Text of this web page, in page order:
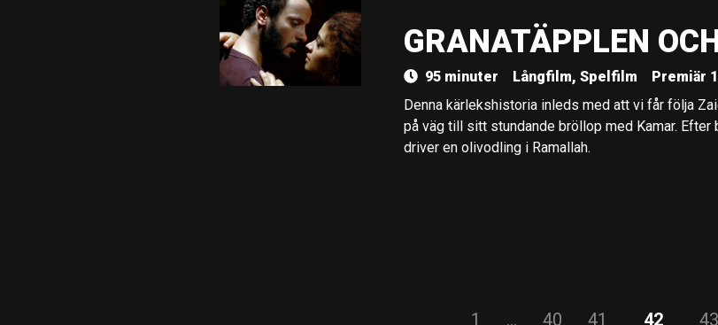
GRANATÄPPLEN
95 minuter Långfilm, Spelfilm
Premiär
Denna kärlekshistoria inleds med att vi får följa
på väg till sitt stundande bröllop med Kamar.
driver en olivodling i Ramallah.
1 … 40 41 42 43